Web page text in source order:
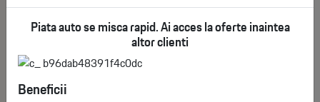
Lumini de zi LED
See More
Would you like more information
Piata auto se misca rapid. Ai acces la oferte inaintea
altor clienti
Beneficii